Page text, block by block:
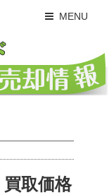
MENU
取価格